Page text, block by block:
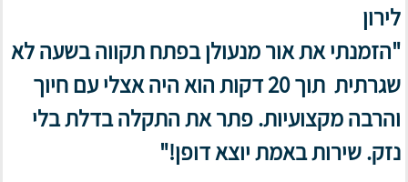
לירון
"הזמנתי את אור מנעולן בפתח תקווה בשעה לא
שגרתית תוך 20 דקות הוא היה אצלי עם חיוך
והרבה מקצועיות. פתר את התקלה בדלת בלי
נזק. שירות באמת יוצא דופן!"